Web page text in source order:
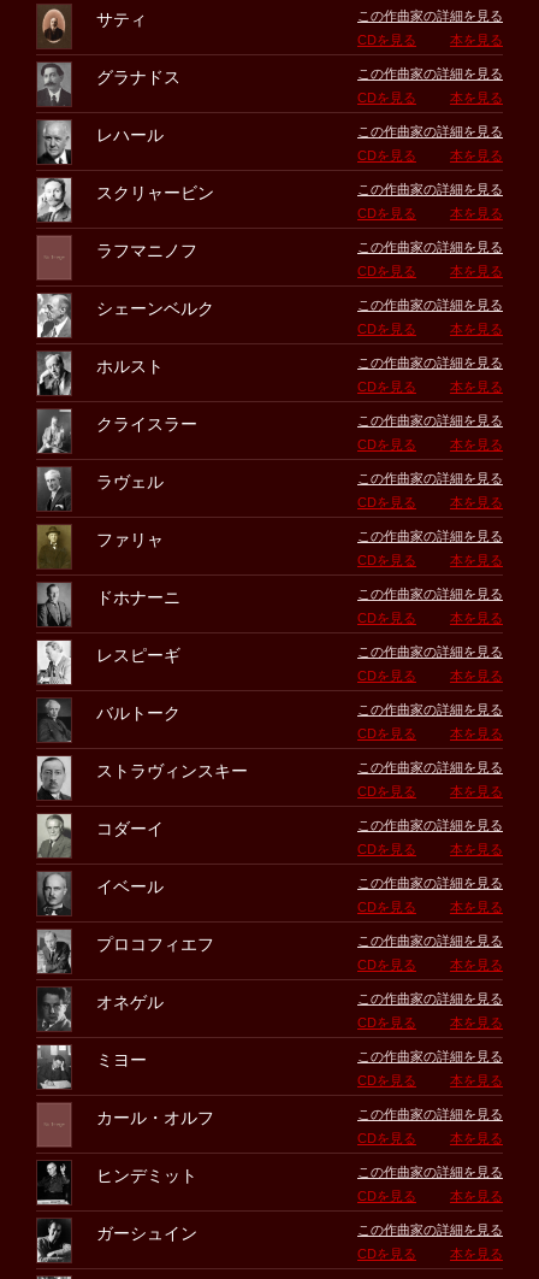
サティ
この作曲家の詳細を見る
CDを見る
本を見る
グラナドス
この作曲家の詳細を見る
CDを見る
本を見る
レハール
この作曲家の詳細を見る
CDを見る
本を見る
スクリャービン
この作曲家の詳細を見る
CDを見る
本を見る
ラフマニノフ
この作曲家の詳細を見る
CDを見る
本を見る
シェーンベルク
この作曲家の詳細を見る
CDを見る
本を見る
ホルスト
この作曲家の詳細を見る
CDを見る
本を見る
クライスラー
この作曲家の詳細を見る
CDを見る
本を見る
ラヴェル
この作曲家の詳細を見る
CDを見る
本を見る
ファリャ
この作曲家の詳細を見る
CDを見る
本を見る
ドホナーニ
この作曲家の詳細を見る
CDを見る
本を見る
レスピーギ
この作曲家の詳細を見る
CDを見る
本を見る
バルトーク
この作曲家の詳細を見る
CDを見る
本を見る
ストラヴィンスキー
この作曲家の詳細を見る
CDを見る
本を見る
コダーイ
この作曲家の詳細を見る
CDを見る
本を見る
イベール
この作曲家の詳細を見る
CDを見る
本を見る
プロコフィエフ
この作曲家の詳細を見る
CDを見る
本を見る
オネゲル
この作曲家の詳細を見る
CDを見る
本を見る
ミヨー
この作曲家の詳細を見る
CDを見る
本を見る
カール・オルフ
この作曲家の詳細を見る
CDを見る
本を見る
ヒンデミット
この作曲家の詳細を見る
CDを見る
本を見る
ガーシュイン
この作曲家の詳細を見る
CDを見る
本を見る